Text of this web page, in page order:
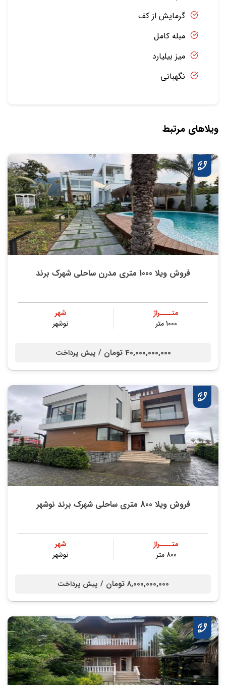
گرمایش از کف
مبله کامل
میز بیلیارد
نگهبانی
ویلاهای مرتبط
فروش ویلا 1000 متری مدرن ساحلی شهرک برند
متــــراژ
1000 متر
شهر
نوشهر
40,000,000,000 تومان / پیش پرداخت
فروش ویلا 800 متری ساحلی شهرک برند نوشهر
متــــراژ
۸۰۰ متر
شهر
نوشهر
8,000,000,000 تومان / پیش پرداخت